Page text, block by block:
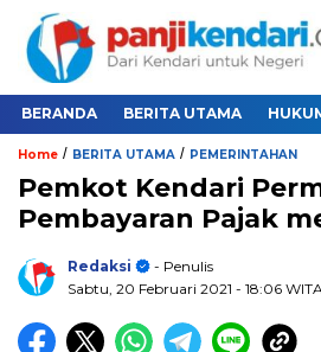
BERANDA BERITA UTAMA
Home / BERITA UTAMA / PEMERINTAHAN
Pemkot Kendari
Pembayaran Pajak
Redaksi
- Penulis
Sabtu, 20 Februari 2021 - 18:06